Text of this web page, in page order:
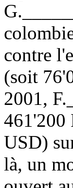
contre
(soit
2001,
461'200
USD)
là, un